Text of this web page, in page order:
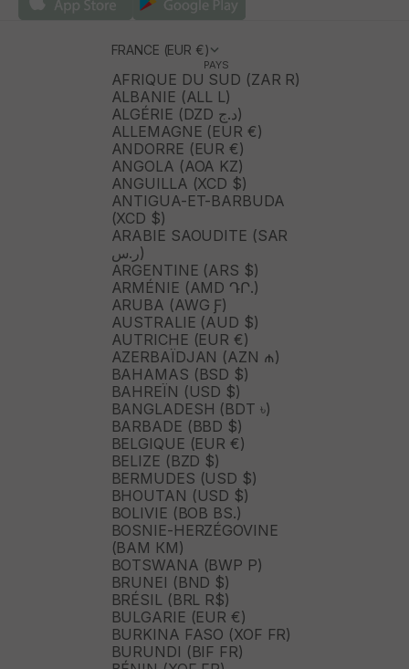
FRANCE (EUR €)
PAYS
AFRIQUE DU SUD (ZAR R)
ALBANIE (ALL L)
ALGÉRIE (DZD د.ج)
ALLEMAGNE (EUR €)
ANDORRE (EUR €)
ANGOLA (AOA KZ)
ANGUILLA (XCD $)
ANTIGUA-ET-BARBUDA
(XCD $)
ARABIE SAOUDITE (SAR
ر.س)
ARGENTINE (ARS $)
ARMÉNIE (AMD ԴՐ.)
ARUBA (AWG Ƒ)
AUSTRALIE (AUD $)
AUTRICHE (EUR €)
AZERBAÏDJAN (AZN ₼)
BAHAMAS (BSD $)
BAHREÏN (USD $)
BANGLADESH (BDT ৳)
BARBADE (BBD $)
BELGIQUE (EUR €)
BELIZE (BZD $)
BERMUDES (USD $)
BHOUTAN (USD $)
BOLIVIE (BOB BS.)
BOSNIE-HERZÉGOVINE
(BAM КМ)
BOTSWANA (BWP P)
BRUNEI (BND $)
BRÉSIL (BRL R$)
BULGARIE (EUR €)
BURKINA FASO (XOF FR)
BURUNDI (BIF FR)